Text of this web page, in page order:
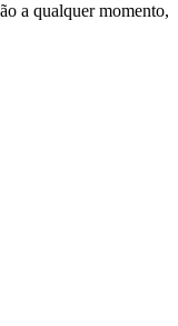
a qualquer momento,